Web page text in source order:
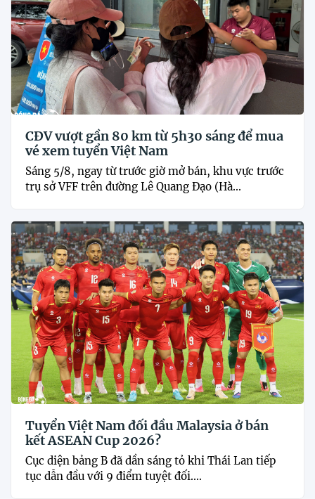
CĐV vượt gần 80 km từ 5h30 sáng để mua
vé xem tuyển Việt Nam
Sáng 5/8, ngay từ trước giờ mở bán, khu vực trước
trụ sở VFF trên đường Lê Quang Đạo (Hà...
Tuyển Việt Nam đối đầu Malaysia ở bán
kết ASEAN Cup 2026?
Cục diện bảng B đã dần sáng tỏ khi Thái Lan tiếp
tục dẫn đầu với 9 điểm tuyệt đối....